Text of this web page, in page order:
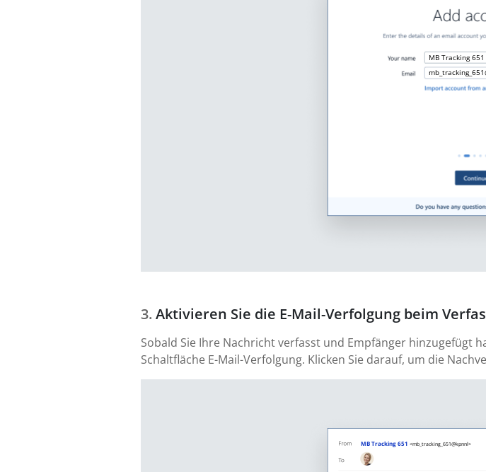
MB Tracking 651
Aktivieren Sie die E-Mail-Verfolgung beim
Sobald Sie Ihre Nachricht verfasst und Empfänger hinzugefügt
Schaltfläche E-Mail-Verfolgung. Klicken Sie darauf, um die
MB Tracking 651 <mb_tracking_651@kpnnl>